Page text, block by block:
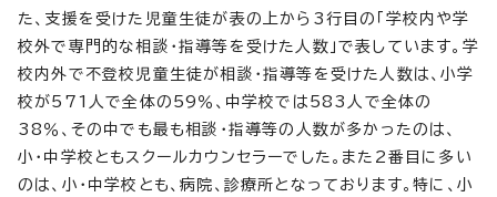
た、支援を受けた児童生徒が表の上から3行目の「学校内や学
校外で専門的な相談・指導等を受けた人数」で表しています。学
校内外で不登校児童生徒が相談・指導等を受けた人数は、小学
校が571人で全体の59％、中学校では583人で全体の
38％、その中でも最も相談・指導等の人数が多かったのは、
小・中学校ともスクールカウンセラーでした。また2番目に多い
のは、小・中学校とも、病院、診療所となっております。特に、小